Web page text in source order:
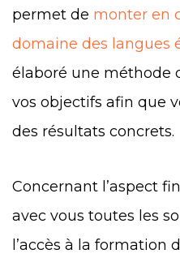
permet de monter en
domaine des langues
élaboré une méthode
vos objectifs afin que
des résultats concrets.
Concernant l’aspect
avec vous toutes les
l’accès à la formation